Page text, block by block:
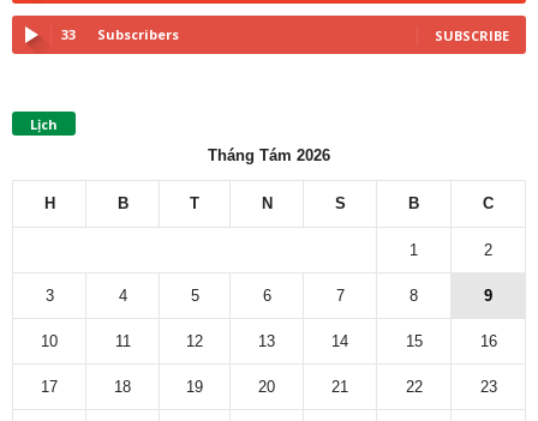
33 Subscribers SUBSCRIBE
Lịch
Tháng Tám 2026
H B T N S B C
1 2
3 4 5 6 7 8 9
10 11 12 13 14 15 16
17 18 19 20 21 22 23